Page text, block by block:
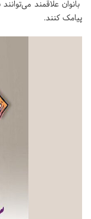
پیامک کنند.